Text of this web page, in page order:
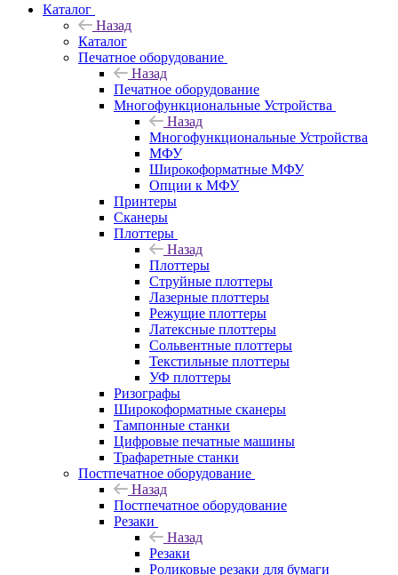
Каталог
Назад
Каталог
Печатное оборудование
Назад
Печатное оборудование
Многофункциональные Устройства
Назад
Многофункциональные Устройства
МФУ
Широкоформатные МФУ
Опции к МФУ
Принтеры
Сканеры
Плоттеры
Назад
Плоттеры
Струйные плоттеры
Лазерные плоттеры
Режущие плоттеры
Латексные плоттеры
Сольвентные плоттеры
Текстильные плоттеры
УФ плоттеры
Ризографы
Широкоформатные сканеры
Тампонные станки
Цифровые печатные машины
Трафаретные станки
Постпечатное оборудование
Назад
Постпечатное оборудование
Резаки
Назад
Резаки
Роликовые резаки для бумаги